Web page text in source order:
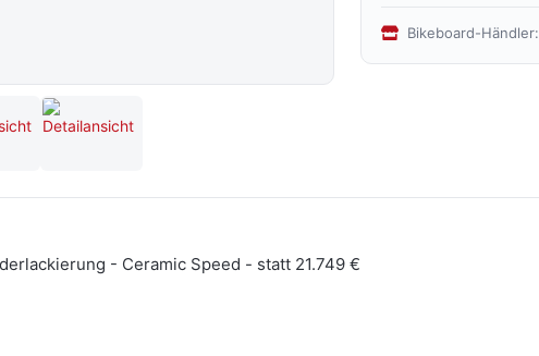
Bikeboard-Händler:
- Ceramic Speed - statt 21.749 €